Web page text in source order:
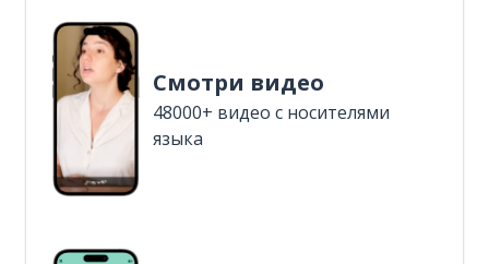
Смотри видео
48000+ видео с носителями
языка